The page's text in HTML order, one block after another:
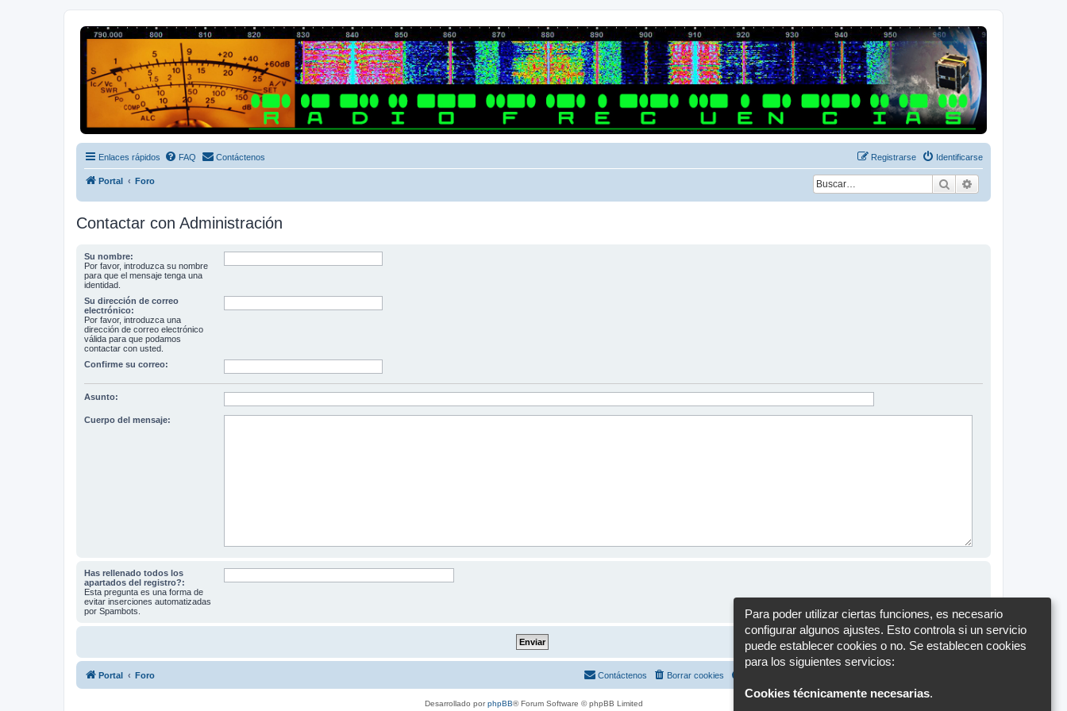
Radio Frecuencias
Foro de Radio Frecuencias
Enlaces rápidos FAQ Contáctenos Identificarse
Registrarse
Portal Foro Buscar
Contactar con Administración
Su nombre:
Por favor, introduzca su nombre
para que el mensaje tenga una
identidad.
Su dirección de correo
electrónico:
Por favor, introduzca una
dirección de correo electrónico
válida para que podamos
contactar con usted.
Confirme su correo:
Asunto:
Cuerpo del mensaje:
Has rellenado todos los
apartados del registro?:
Esta pregunta es una forma de
evitar inserciones automatizadas
por Spambots.
Portal Foro Borrar cookies
Contáctenos
Desarrollado porphpBB® Forum Software © phpBB Limited
Para poder utilizar ciertas funciones, es necesario
configurar algunos ajustes. Esto controla si un servicio
puede establecer cookies o no. Se establecen cookies
para los siguientes servicios:
Cookies técnicamente necesarias.